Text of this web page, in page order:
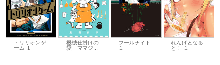
トリリオンゲ
ーム １
機械仕掛けの
愛 ママジ...
フールナイト
１
れんげとなる
と！ １